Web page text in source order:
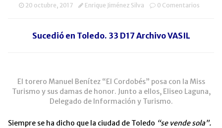
20 octubre, 2017 Enrique Jiménez Silva 0 Comentarios
Sucedió en Toledo. 33 D17 Archivo VASIL
El torero Manuel Benítez “El Cordobés” posa con la Miss
Turismo y sus damas de honor. Junto a ellos, Eliseo Laguna,
Delegado de Información y Turismo.
Siempre se ha dicho que la ciudad de Toledo “se vende sola”.